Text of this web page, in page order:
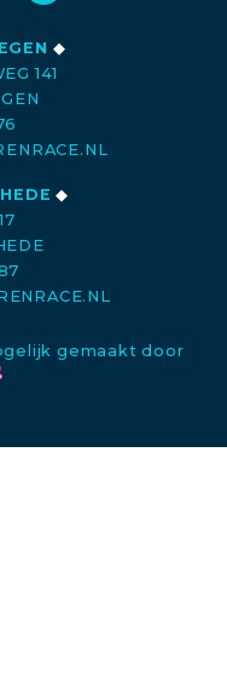
◆
141
◆
gemaakt door